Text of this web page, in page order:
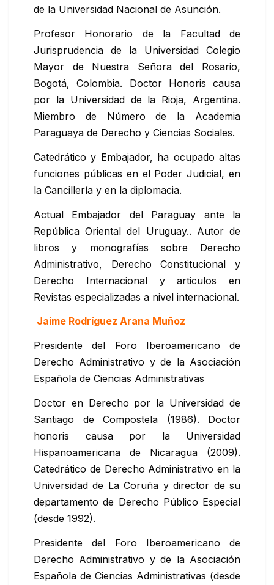
de la Universidad Nacional de Asunción.
Profesor Honorario de la Facultad de
Jurisprudencia de la Universidad Colegio
Mayor de Nuestra Señora del Rosario,
Bogotá, Colombia. Doctor Honoris causa
por la Universidad de la Rioja, Argentina.
Miembro de Número de la Academia
Paraguaya de Derecho y Ciencias Sociales.
Catedrático y Embajador, ha ocupado altas
funciones públicas en el Poder Judicial, en
la Cancillería y en la diplomacia.
Actual Embajador del Paraguay ante la
República Oriental del Uruguay.. Autor de
libros y monografías sobre Derecho
Administrativo, Derecho Constitucional y
Derecho Internacional y articulos en
Revistas especializadas a nivel internacional.
Jaime Rodríguez Arana Muñoz
Presidente del Foro Iberoamericano de
Derecho Administrativo y de la Asociación
Española de Ciencias Administrativas
Doctor en Derecho por la Universidad de
Santiago de Compostela (1986). Doctor
honoris causa por la Universidad
Hispanoamericana de Nicaragua (2009).
Catedrático de Derecho Administrativo en la
Universidad de La Coruña y director de su
departamento de Derecho Público Especial
(desde 1992).
Presidente del Foro Iberoamericano de
Derecho Administrativo y de la Asociación
Española de Ciencias Administrativas (desde